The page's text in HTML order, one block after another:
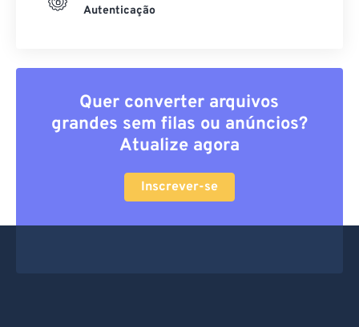
Autenticação
Quer converter arquivos
grandes sem filas ou anúncios?
Atualize agora
Inscrever-se